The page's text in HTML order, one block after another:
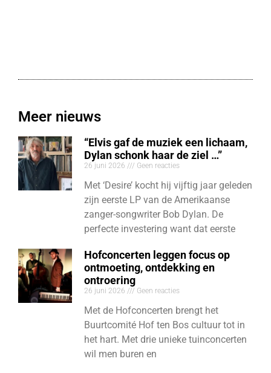
Meer nieuws
“Elvis gaf de muziek een lichaam,
Dylan schonk haar de ziel …”
26 juni 2026 Geen reacties
Met ‘Desire’ kocht hij vijftig jaar geleden
zijn eerste LP van de Amerikaanse
zanger-songwriter Bob Dylan. De
perfecte investering want dat eerste
Hofconcerten leggen focus op
ontmoeting, ontdekking en
ontroering
26 juni 2026 Geen reacties
Met de Hofconcerten brengt het
Buurtcomité Hof ten Bos cultuur tot in
het hart. Met drie unieke tuinconcerten
wil men buren en